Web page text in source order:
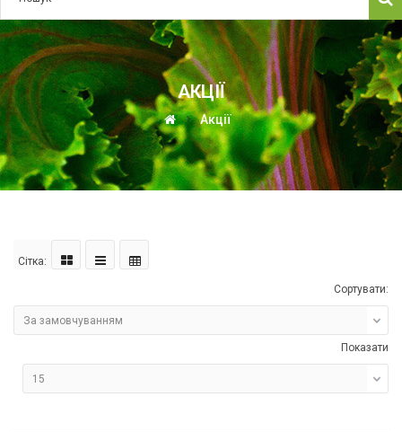
АКЦІЇ
Акції
Сітка:
Сортувати:
Показати